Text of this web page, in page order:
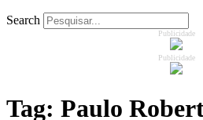
Search
Publicidade
Publicidade
Tag: Paulo